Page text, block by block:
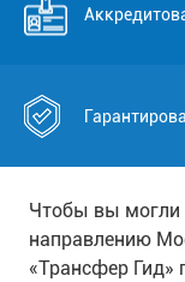
Чтобы вы могли
направлению
«Трансфер Гид»